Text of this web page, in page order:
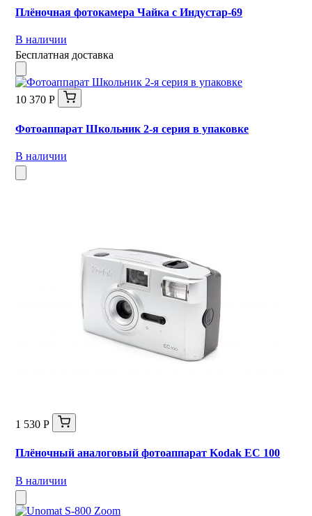
Плёночная фотокамера Чайка с Индустар-69
В наличии
Бесплатная доставка
10 370 Р
Фотоаппарат Школьник 2-я серия в упаковке
В наличии
1 530 Р
Плёночный аналоговый фотоаппарат Kodak EC 100
В наличии